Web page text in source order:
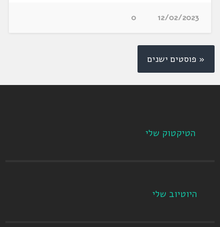
12/02/2023
0
« פוסטים ישנים
הטיקטוק שלי
היוטיוב שלי